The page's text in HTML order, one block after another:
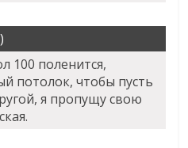
100 поленится,
потолок, чтобы пусть
я пропущу свою